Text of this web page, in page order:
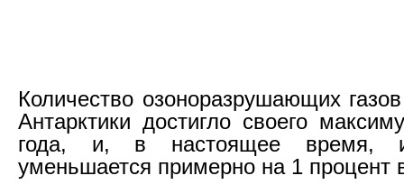
Количество озоноразрушающих
Антарктики достигло своего
года, и, в настоящее время,
уменьшается примерно на 1 процент